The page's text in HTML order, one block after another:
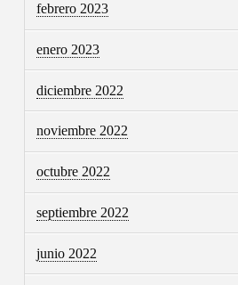
febrero 2023
enero 2023
diciembre 2022
noviembre 2022
octubre 2022
septiembre 2022
junio 2022